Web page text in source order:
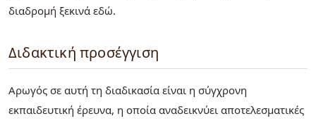
διαδρομή ξεκινά εδώ.
Διδακτική προσέγγιση
Αρωγός σε αυτή τη διαδικασία είναι η σύγχρονη
εκπαιδευτική έρευνα, η οποία αναδεικνύει αποτελεσματικές